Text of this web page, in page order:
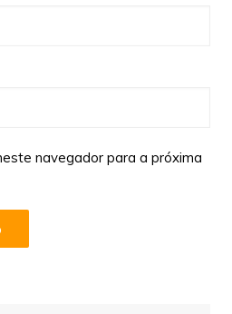
navegador para a próxima